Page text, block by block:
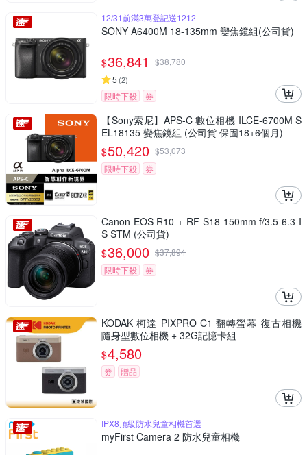
12/31前滿3萬登記送1212
SONY A6400M 18-135mm 變焦鏡組(公司貨)
$36,841 $38,780
5 (2)
限時下殺 券
【Sony索尼】APS-C 數位相機 ILCE-6700M S
EL18135 變焦鏡組 (公司貨 保固18+6個月)
$50,420 $53,073
限時下殺
券
Canon EOS R10 + RF-S18-150mm f/3.5-6.3 I
S STM (公司貨)
$36,000 $37,894
限時下殺
券
KODAK 柯達 PIXPRO C1 翻轉螢幕 復古相機
隨身型數位相機 + 32G記憶卡組
$4,580
券 贈品
IPX8頂級防水兒童相機首選
myFirst Camera 2 防水兒童相機